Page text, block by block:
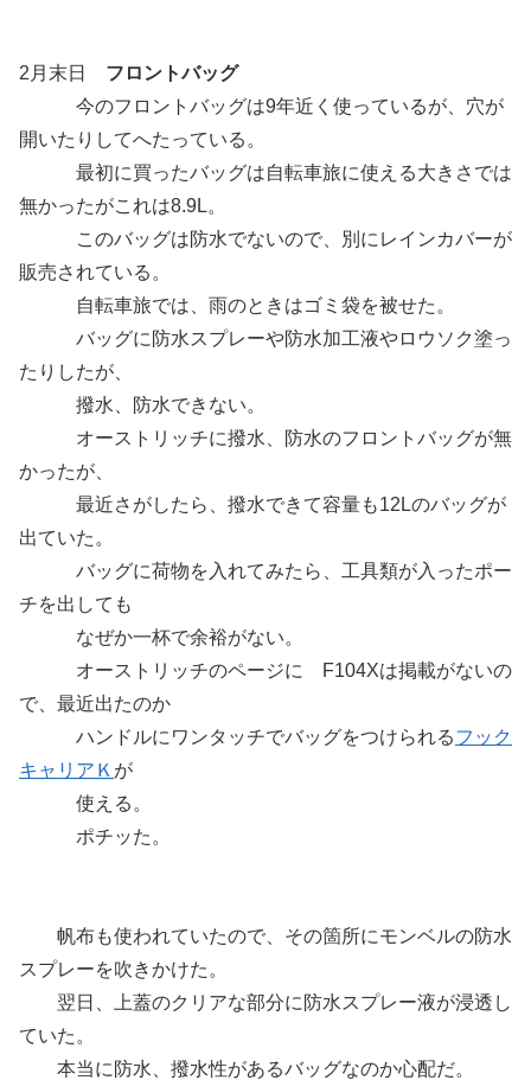
2月末日 フロントバッグ
今のフロントバッグは9年近く使っているが、穴が
開いたりしてへたっている。
最初に買ったバッグは自転車旅に使える大きさでは
無かったがこれは8.9L。
このバッグは防水でないので、別にレインカバーが
販売されている。
自転車旅では、雨のときはゴミ袋を被せた。
バッグに防水スプレーや防水加工液やロウソク塗っ
たりしたが、
撥水、防水できない。
オーストリッチに撥水、防水のフロントバッグが無
かったが、
最近さがしたら、撥水できて容量も12Lのバッグが
出ていた。
バッグに荷物を入れてみたら、工具類が入ったポー
チを出しても
なぜか一杯で余裕がない。
オーストリッチのページに F104Xは掲載がないの
で、最近出たのか
ハンドルにワンタッチでバッグをつけられるフック
キャリアＫ が
使える。
ポチッた。
帆布も使われていたので、その箇所にモンベルの防水
スプレーを吹きかけた。
翌日、上蓋のクリアな部分に防水スプレー液が浸透し
ていた。
本当に防水、撥水性があるバッグなのか心配だ。